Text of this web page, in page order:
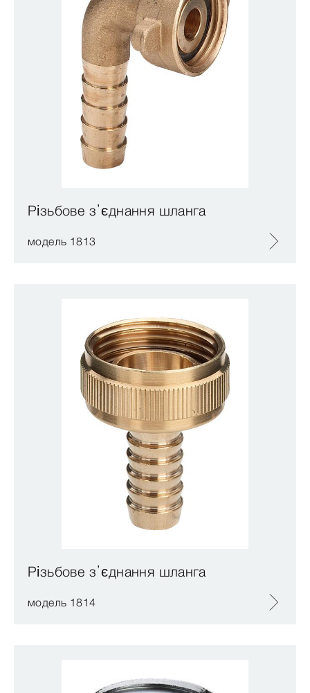
Різьбове з’єднання шланга
модель 1813
Різьбове з’єднання шланга
модель 1814